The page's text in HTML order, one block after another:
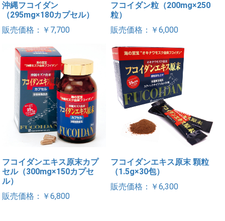
沖縄フコイダン
（295mg×180カプセル）
販売価格：￥7,700
フコイダン粒（200mg×250
粒）
販売価格：￥6,000
フコイダンエキス原末カプ
セル（300mg×150カプセ
ル）
販売価格：￥6,800
フコイダンエキス原末 顆粒
（1.5g×30包）
販売価格：￥6,300